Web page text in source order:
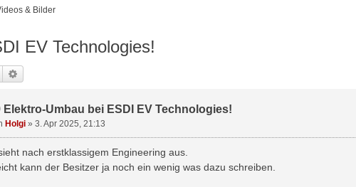
& Bilder
EV Technologies!
Suche
Elektro-Umbau bei ESDI EV Technologies!
Holgi» 3. Apr 2025, 21:13
nach erstklassigem Engineering aus.
kann der Besitzer ja noch ein wenig was dazu schreiben.